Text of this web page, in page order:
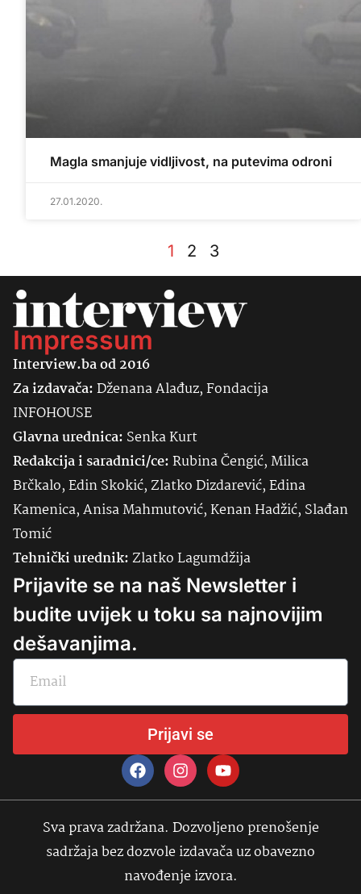
Magla smanjuje vidljivost, na putevima odroni
27.01.2020.
1 2 3
Impressum
Interview.ba od 2016
Za izdavača:Dženana Alađuz, Fondacija
INFOHOUSE
Glavna urednica: SenkaKurt
Redakcija i saradnici/ce:Rubina Čengić, Milica
Brčkalo, Edin Skokić, Zlatko Dizdarević, Edina
Kamenica, Anisa Mahmutović, Kenan Hadžić, Slađan
Tomić
Tehnički urednik:Zlatko Lagumdžija
Prijavite se na naš Newsletter i
budite uvijek u toku sa najnovijim
dešavanjima.
Prijavi se
Sva prava zadržana. Dozvoljeno prenošenje
sadržaja bez dozvole izdavača uz obavezno
navođenje izvora.